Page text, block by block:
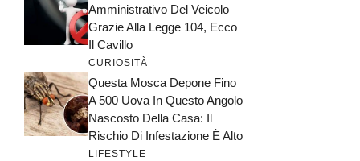
Amministrativo Del Veicolo
Grazie Alla Legge 104, Ecco
Il Cavillo
CURIOSITÀ
Questa Mosca Depone Fino
A 500 Uova In Questo Angolo
Nascosto Della Casa: Il
Rischio Di Infestazione È Alto
LIFESTYLE